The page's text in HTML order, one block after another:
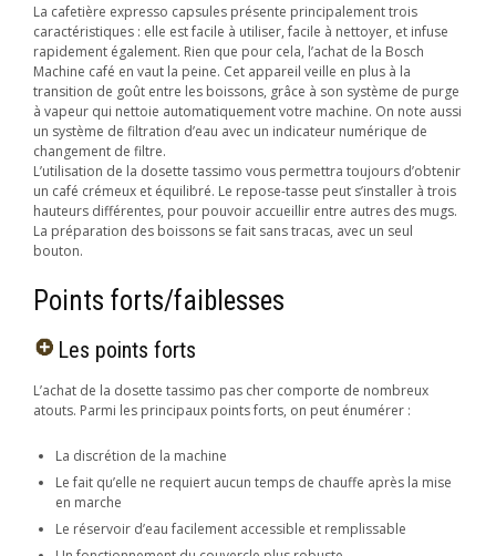
La cafetière expresso capsules présente principalement trois
caractéristiques : elle est facile à utiliser, facile à nettoyer, et infuse
rapidement également. Rien que pour cela, l’achat de la Bosch
Machine café en vaut la peine. Cet appareil veille en plus à la
transition de goût entre les boissons, grâce à son système de purge
à vapeur qui nettoie automatiquement votre machine. On note aussi
un système de filtration d’eau avec un indicateur numérique de
changement de filtre.
L’utilisation de la dosette tassimo vous permettra toujours d’obtenir
un café crémeux et équilibré. Le repose-tasse peut s’installer à trois
hauteurs différentes, pour pouvoir accueillir entre autres des mugs.
La préparation des boissons se fait sans tracas, avec un seul
bouton.
Points forts/faiblesses
Les points forts
L’achat de la dosette tassimo pas cher comporte de nombreux
atouts. Parmi les principaux points forts, on peut énumérer :
La discrétion de la machine
Le fait qu’elle ne requiert aucun temps de chauffe après la mise
en marche
Le réservoir d’eau facilement accessible et remplissable